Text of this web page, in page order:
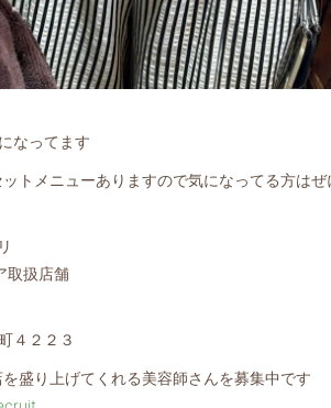
なってます️
トメニューありますので気になってる方は
取扱店舗
４２２３
盛り上げてくれる美容師さんを募集中です